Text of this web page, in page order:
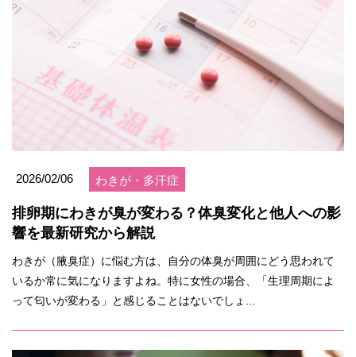
2026/02/06 わきが・多汗症
排卵期にわきが臭が変わる？体臭変化と他人への影
響を最新研究から解説
わきが（腋臭症）に悩む方は、自分の体臭が周囲にどう思われて
いるか常に気になりますよね。特に女性の場合、「生理周期によ
って匂いが変わる」と感じることはないでしょ...